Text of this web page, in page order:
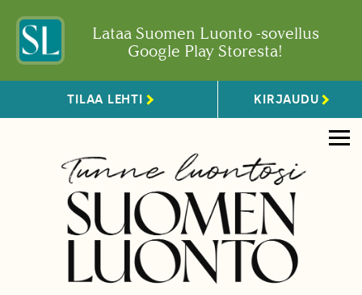
Lataa Suomen Luonto -sovellus
Google Play Storesta!
TILAA LEHTI KIRJAUDU